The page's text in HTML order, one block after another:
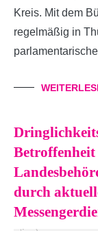
Kreis. Mit dem
regelmäßig in
durch